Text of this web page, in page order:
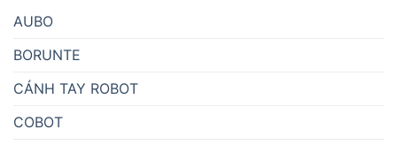
AUBO
BORUNTE
CÁNH TAY ROBOT
COBOT